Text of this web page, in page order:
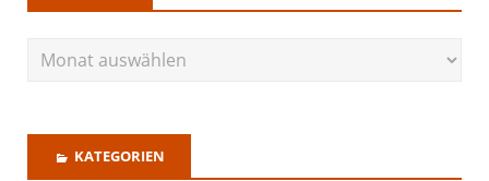
KATEGORIEN